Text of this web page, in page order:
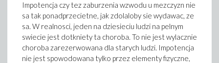
Impotencja czy tez zaburzenia wzwodu u mezczyzn nie
sa tak ponadprzecietne, jak zdolaloby sie wydawac, ze
sa. W realnosci, jeden na dziesieciu ludzi na pelnym
swiecie jest dotkniety ta choroba. To nie jest wylacznie
choroba zarezerwowana dla starych ludzi. Impotencja
nie jest spowodowana tylko przez elementy fizyczne,